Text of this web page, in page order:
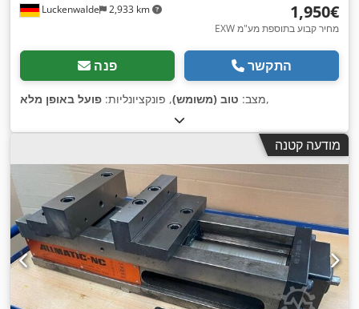
Luckenwalde 2,933 km ‏1,950 ‏€
EXW מחיר קבוע בתוספת מע"מ
פנה התקשר
מצב: טוב (משומש), פונקציונליות: פועל באופן מלא ,
מודעה קטנה